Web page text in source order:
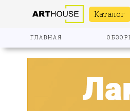
Каталог
ГЛАВНАЯ